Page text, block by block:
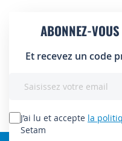
ABONNEZ-
Et recevez un code
lettre
d’information
J’ai lu et accepte la
Setam